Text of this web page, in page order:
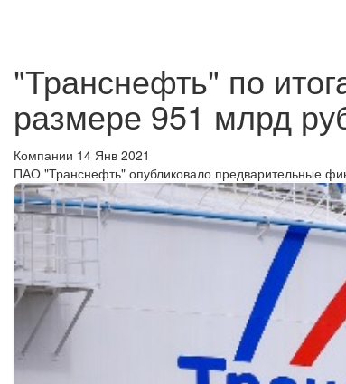
"Транснефть" по
размере 951 млрд
Компании 14 Янв 2021
ПАО "Транснефть" опубликовало предварительные